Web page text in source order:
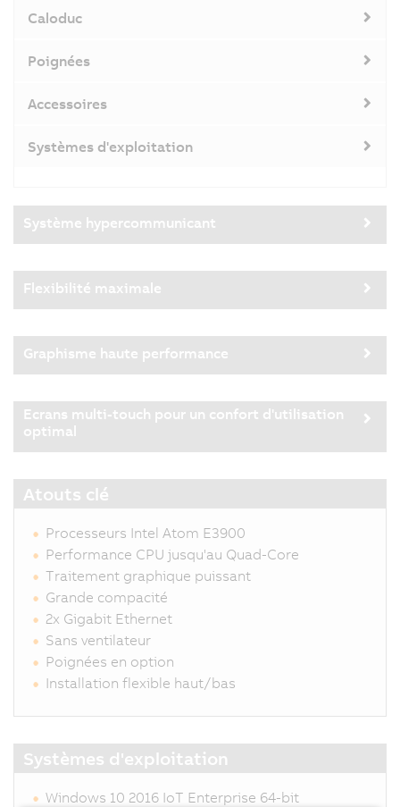
Caloduc
Poignées
Accessoires
Systèmes d'exploitation
Système hypercommunicant
Flexibilité maximale
Graphisme haute performance
Ecrans multi-touch pour un confort d'utilisation
optimal
Atouts clé
Processeurs Intel Atom E3900
Performance CPU jusqu'au Quad-Core
Traitement graphique puissant
Grande compacité
2x Gigabit Ethernet
Sans ventilateur
Poignées en option
Installation flexible haut/bas
Systèmes d'exploitation
Windows 10 2016 IoT Enterprise 64-bit